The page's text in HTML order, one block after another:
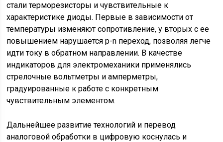
стали терморезисторы и чувствительные к
характеристике диоды. Первые в зависимости от
температуры изменяют сопротивление, у вторых с ее
повышением нарушается p-n переход, позволяя легче
идти току в обратном направлении. В качестве
индикаторов для электромеханики применялись
стрелочные вольтметры и амперметры,
градуированные к работе с конкретным
чувствительным элементом.
Дальнейшее развитие технологий и перевод
аналоговой обработки в цифровую коснулась и